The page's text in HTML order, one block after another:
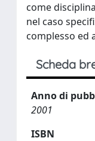
come
nel caso
complesso ed
Scheda
Anno di
2001
ISBN